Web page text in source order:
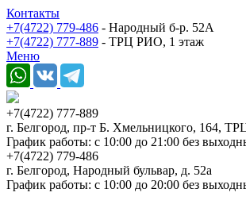
Контакты
+7(4722) 779-486 - Народный б-р. 52А
+7(4722) 777-889 - ТРЦ РИО, 1 этаж
Меню
+7(4722) 777-889
г. Белгород, пр-т Б. Хмельницкого, 164,
График работы: с 10:00 до 21:00 без
+7(4722) 779-486
г. Белгород, Народный бульвар, д. 52а
График работы: с 10:00 до 20:00 без